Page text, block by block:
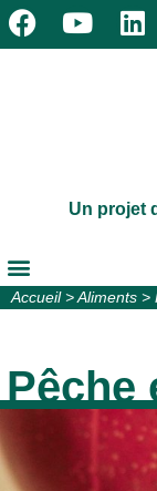
Un projet
Accueil> Aliments >
Pêche